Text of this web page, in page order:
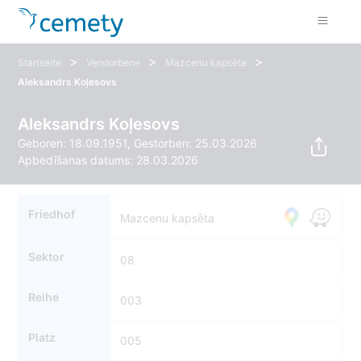
Startseite > Verstorbene > Mazcenu kapsēta >
Aleksandrs Koļesovs
Aleksandrs Koļesovs
Geboren: 18.09.1951, Gestorben: 25.03.2026
Apbedīšanas datums: 28.03.2026
Friedhof Mazcenu kapsēta
Sektor 08
Reihe 003
Platz 005